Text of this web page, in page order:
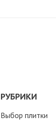
РУБРИКИ
Выбор плитки